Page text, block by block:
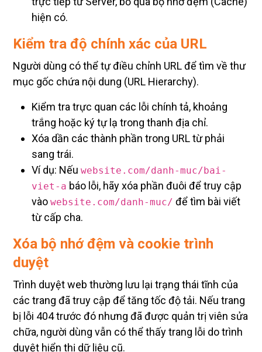
hiện có.
Người dùng có thể tự điều chỉnh URL để tìm về thư
mục gốc chứa nội dung (URL Hierarchy).
trắng hoặc ký tự lạ trong thanh địa chỉ.
Xóa dần các thành phần trong URL từ phải
sang trái.
Ví dụ: Nếu
viet-abáo lỗi, hãy xóa phần đuôi để truy cập
vàowebsite.com/danh-muc/để tìm bài viết
từ cấp cha.
duyệt
Trình duyệt web thường lưu lại trạng thái tĩnh của
các trang đã truy cập để tăng tốc độ tải. Nếu trang
bị lỗi 404 trước đó nhưng đã được quản trị viên sửa
chữa, người dùng vẫn có thể thấy trang lỗi do trình
duyệt hiển thị dữ liệu cũ.